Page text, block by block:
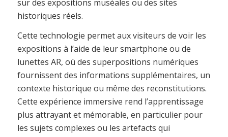
sur des expositions muséales ou des sites
historiques réels.
Cette technologie permet aux visiteurs de voir les
expositions à l’aide de leur smartphone ou de
lunettes AR, où des superpositions numériques
fournissent des informations supplémentaires, un
contexte historique ou même des reconstitutions.
Cette expérience immersive rend l’apprentissage
plus attrayant et mémorable, en particulier pour
les sujets complexes ou les artefacts qui